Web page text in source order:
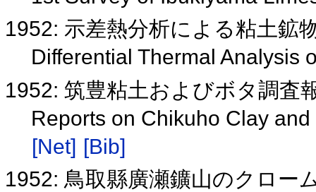
1952: 示差熱分析による粘土鉱
Differential Thermal Analysis
1952: 筑豊粘土およびボタ調査
Reports on Chikuho Clay
[Net] [Bib]
1952: 鳥取縣廣瀬鑛山のクロー